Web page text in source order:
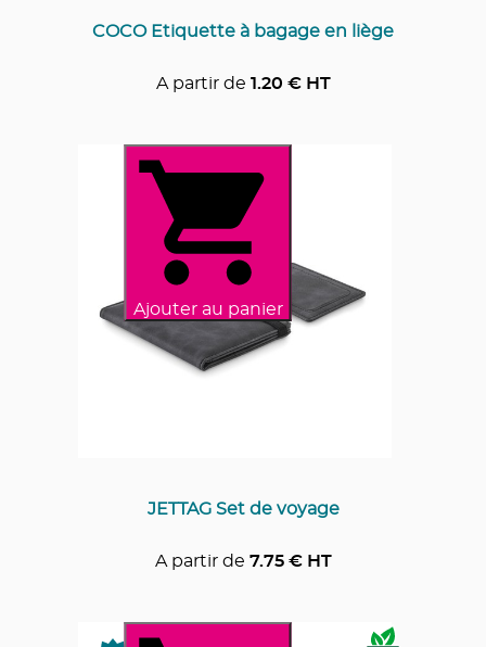
COCO Etiquette à bagage en liège
A partir de 1.20 € HT
Ajouter au panier
JETTAG Set de voyage
A partir de 7.75€ HT